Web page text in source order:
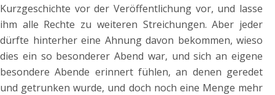
Kurzgeschichte vor der Veröffentlichung vor, und lasse
ihm alle Rechte zu weiteren Streichungen. Aber jeder
dürfte hinterher eine Ahnung davon bekommen, wieso
dies ein so besonderer Abend war, und sich an eigene
besondere Abende erinnert fühlen, an denen geredet
und getrunken wurde, und doch noch eine Menge mehr